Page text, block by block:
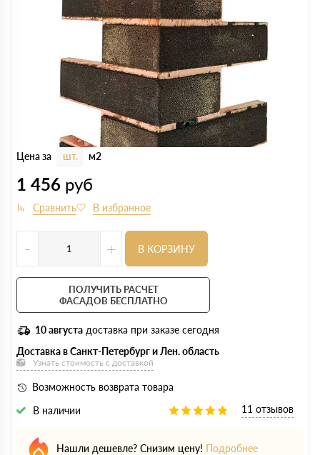
Цена за шт. м2
1 456 руб
- + В КОРЗИНУ
ПОЛУЧИТЬ РАСЧЕТ
ФАСАДОВ БЕСПЛАТНО
10 августа доставка при заказе сегодня
Доставка в Санкт-Петербург и Лен. область
Узнать стоимость с доставкой
Возможность возврата товара
В наличии
11 отзывов
Нашли дешевле? Снизим цену! Подробнее